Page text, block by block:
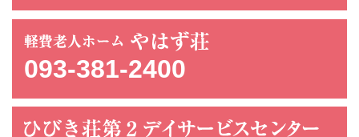
093-381-2400